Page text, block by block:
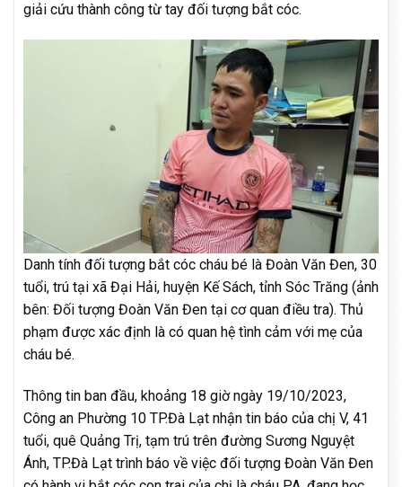
giải cứu thành công từ tay đối tượng bắt cóc.
Danh tính đối tượng bắt cóc cháu bé là Đoàn Văn Đen, 30
tuổi, trú tại xã Đại Hải, huyện Kế Sách, tỉnh Sóc Trăng (ảnh
bên: Đối tượng Đoàn Văn Đen tại cơ quan điều tra). Thủ
phạm được xác định là có quan hệ tình cảm với mẹ của
cháu bé.
Thông tin ban đầu, khoảng 18 giờ ngày 19/10/2023,
Công an Phường 10 TP.Đà Lạt nhận tin báo của chị V, 41
tuổi, quê Quảng Trị, tạm trú trên đường Sương Nguyệt
Ánh, TP.Đà Lạt trình báo về việc đối tượng Đoàn Văn Đen